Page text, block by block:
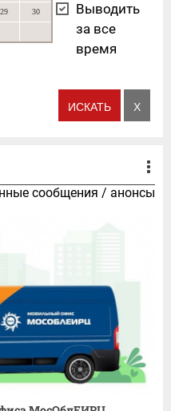
29 30
Выводить
за все
время
сообщения / анонсы